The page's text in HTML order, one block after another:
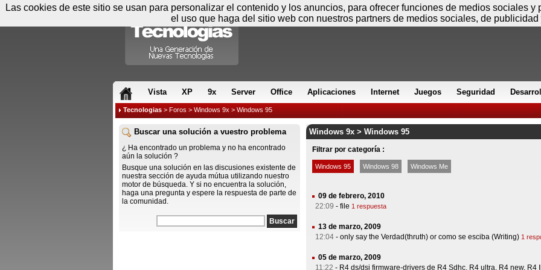
Vista XP 9x Server Office Aplicaciones Internet Juegos Seguridad
Tecnologias > Foros > Windows 9x > Windows 95
Buscar una solución a vuestro problema
¿ Ha encontrado un problema y no ha encontrado
aún la solución ?
Busque una solución en las discusiones existente de
nuestra sección de ayuda mútua utilizando nuestro
motor de búsqueda. Y si no encuentra la solución,
haga una pregunta y espere la respuesta de parte de
la comunidad.
Windows 9x > Windows 95
Filtrar por categoría :
Windows 95 Windows 98 Windows Me
09 de febrero, 2010
22:09 - file 1 respuesta
13 de marzo, 2009
12:04 - only say the Verdad(thruth) or como se esciba (Writing) 1
05 de marzo, 2009
11:22 - R4 ds/dsi firmware-drivers de R4 Sdhc. R4 ultra, R4 new, R4
Las cookies de este sitio se usan para personalizar el contenido y los anuncios, para ofrecer funciones de medios sociales
el uso que haga del sitio web con nuestros partners de medios sociales, de